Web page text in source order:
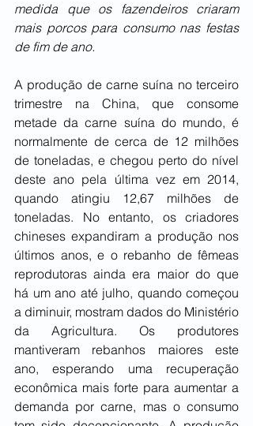
medida que os fazendeiros criaram
mais porcos para consumo nas festas
de fim de ano.
A produção de carne suína no terceiro
trimestre na China, que consome
metade da carne suína do mundo, é
normalmente de cerca de 12 milhões
de toneladas, e chegou perto do nível
deste ano pela última vez em 2014,
quando atingiu 12,67 milhões de
toneladas. No entanto, os criadores
chineses expandiram a produção nos
últimos anos, e o rebanho de fêmeas
reprodutoras ainda era maior do que
há um ano até julho, quando começou
a diminuir, mostram dados do Ministério
da Agricultura. Os produtores
mantiveram rebanhos maiores este
ano, esperando uma recuperação
econômica mais forte para aumentar a
demanda por carne, mas o consumo